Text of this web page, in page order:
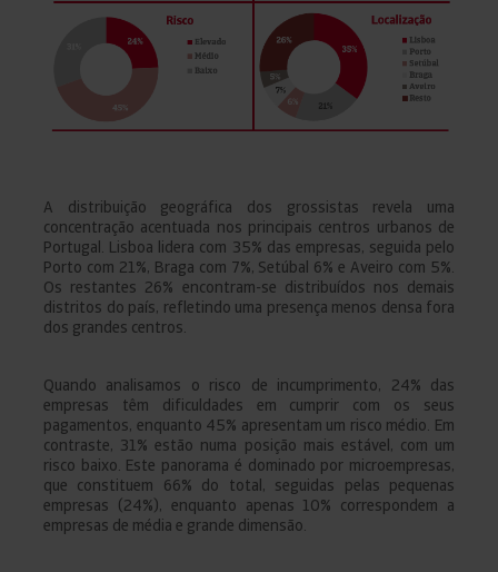
A distribuição geográfica dos grossistas revela uma
concentração acentuada nos principais centros urbanos de
Portugal. Lisboa lidera com 35% das empresas, seguida pelo
Porto com 21%, Braga com 7%, Setúbal 6% e Aveiro com 5%.
Os restantes 26% encontram-se distribuídos nos demais
distritos do país, refletindo uma presença menos densa fora
dos grandes centros.
Quando analisamos o risco de incumprimento, 24% das
empresas têm dificuldades em cumprir com os seus
pagamentos, enquanto 45% apresentam um risco médio. Em
contraste, 31% estão numa posição mais estável, com um
risco baixo. Este panorama é dominado por microempresas,
que constituem 66% do total, seguidas pelas pequenas
empresas (24%), enquanto apenas 10% correspondem a
empresas de média e grande dimensão.